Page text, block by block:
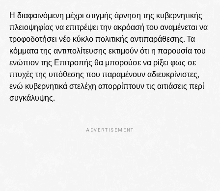
Η διαφαινόμενη μέχρι στιγμής άρνηση της κυβερνητικής
πλειοψηφίας να επιτρέψει την ακρόασή του αναμένεται να
τροφοδοτήσει νέο κύκλο πολιτικής αντιπαράθεσης. Τα
κόμματα της αντιπολίτευσης εκτιμούν ότι η παρουσία του
ενώπιον της Επιτροπής θα μπορούσε να ρίξει φως σε
πτυχές της υπόθεσης που παραμένουν αδιευκρίνιστες,
ενώ κυβερνητικά στελέχη απορρίπτουν τις αιτιάσεις περί
συγκάλυψης.
ADVERTISEMENT